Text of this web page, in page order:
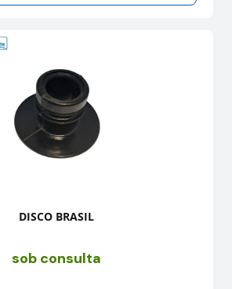
DISCO BRASIL
sob consulta